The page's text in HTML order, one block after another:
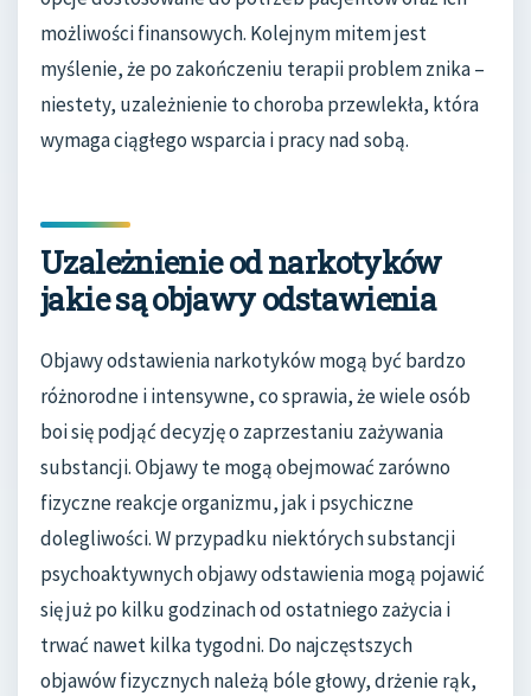
możliwości finansowych. Kolejnym mitem jest
myślenie, że po zakończeniu terapii problem znika –
niestety, uzależnienie to choroba przewlekła, która
wymaga ciągłego wsparcia i pracy nad sobą.
Uzależnienie od narkotyków
jakie są objawy odstawienia
Objawy odstawienia narkotyków mogą być bardzo
różnorodne i intensywne, co sprawia, że wiele osób
boi się podjąć decyzję o zaprzestaniu zażywania
substancji. Objawy te mogą obejmować zarówno
fizyczne reakcje organizmu, jak i psychiczne
dolegliwości. W przypadku niektórych substancji
psychoaktywnych objawy odstawienia mogą pojawić
się już po kilku godzinach od ostatniego zażycia i
trwać nawet kilka tygodni. Do najczęstszych
objawów fizycznych należą bóle głowy, drżenie rąk,